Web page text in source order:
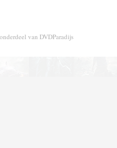
van DVDParadijs